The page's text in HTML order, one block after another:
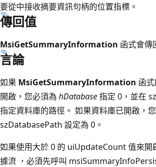
要從中接收摘要資訊句柄的位置指標。
傳回值
MsiGetSummaryInformation 函式會傳
言論
如果 MsiGetSummaryInformation 函
開啟，您必須為 hDatabase指定 0，並在
指定資料庫的路徑。 如果資料庫已開啟，
szDatabasePath 設定為 0。
如果使用大於 0 的 uiUpdateCount值來開
據流 ，必須先呼叫